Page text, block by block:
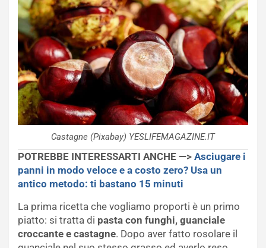
Castagne (Pixabay) YESLIFEMAGAZINE.IT
POTREBBE INTERESSARTI ANCHE —> Asciugare i
panni in modo veloce e a costo zero? Usa un
antico metodo: ti bastano 15 minuti
La prima ricetta che vogliamo proporti è un primo
piatto: si tratta di pasta con funghi, guanciale
croccante e castagne. Dopo aver fatto rosolare il